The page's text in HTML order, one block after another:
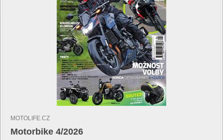
MOTOLIFE.CZ
Motorbike 4/2026